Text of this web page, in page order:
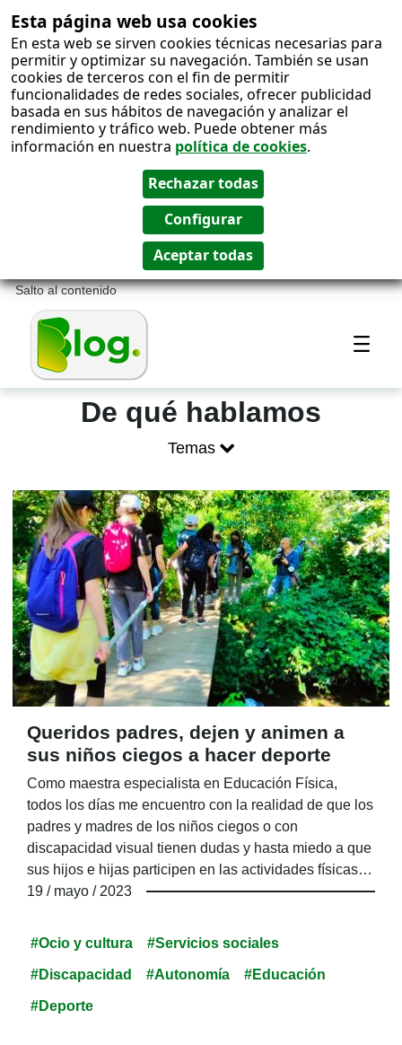
Esta página web usa cookies
En esta web se sirven cookies técnicas necesarias para
permitir y optimizar su navegación. También se usan
cookies de terceros con el fin de permitir
funcionalidades de redes sociales, ofrecer publicidad
basada en sus hábitos de navegación y analizar el
rendimiento y tráfico web. Puede obtener más
información en nuestra política de cookies.
Salto al contenido
Blog ONCE -
Queridos padres, dejen y animen a
sus niños ciegos a hacer deporte
Como maestra especialista en Educación Física,
todos los días me encuentro con la realidad de que los
padres y madres de los niños ciegos o con
discapacidad visual tienen dudas y hasta miedo a que
sus hijos e hijas participen en las actividades físicas
que proponemos. Es normal que les asalten todas
padres- quienes más impedimentos pongan, aunque
sus hijos estén normalmente ansiosos de hacer cosas
nuevas y probarse a sí mismos.
19 / mayo / 2023
#Ocio y cultura #Servicios sociales
#Discapacidad #Autonomía #Educación
#Deporte
De qué hablamos
Temas